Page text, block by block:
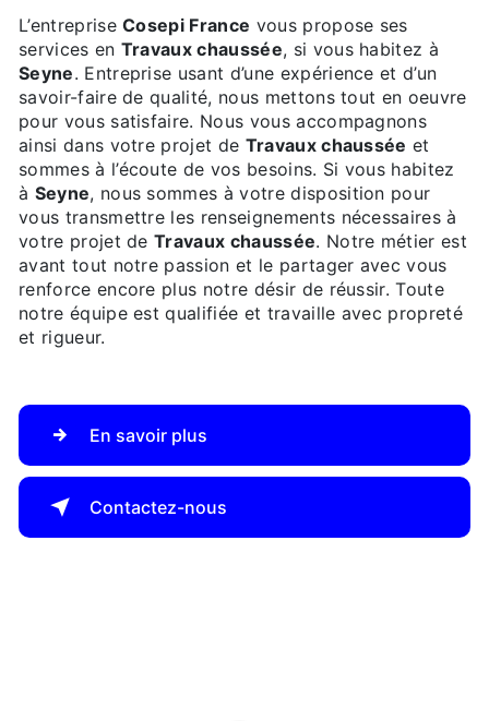
L’entrepriseCosepi France vous propose ses
services en Travaux chaussée, si vous habitez à
Seyne. Entreprise usant d’une expérience et d’un
savoir-faire de qualité, nous mettons tout en oeuvre
pour vous satisfaire. Nous vous accompagnons
ainsi dans votre projet de Travaux chaussée et
sommes à l’écoute de vos besoins. Si vous habitez
à Seyne, nous sommes à votre disposition pour
vous transmettre les renseignements nécessaires à
votre projet deTravaux chaussée. Notre métier est
avant tout notre passion et le partager avec vous
renforce encore plus notre désir de réussir. Toute
notre équipe est qualifiée et travaille avec propreté
et rigueur.
En savoir plus
Contactez-nous